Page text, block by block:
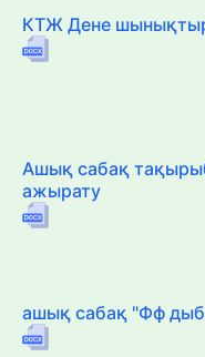
КТЖ Дене
Ашық сабақ
ажырату
ашық сабақ "Фф